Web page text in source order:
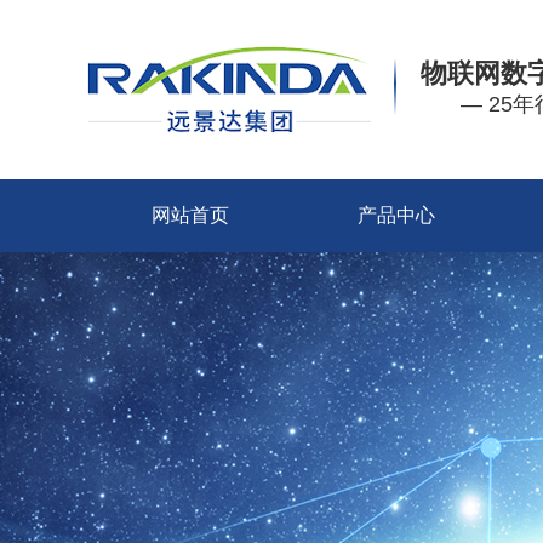
物联网数
— 25年
网站首页 产品中心